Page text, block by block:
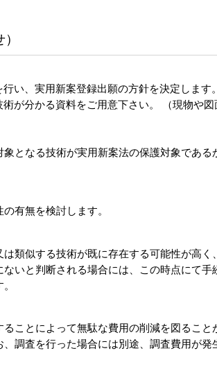
い、実用新案登録出願の方針を決定します
術が分かる資料をご用意下さい。 （現物や
象となる技術が実用新案法の保護対象である
の有無を検討します。
は類似する技術が既に存在する可能性が高く
ないと判断される場合には、この時点にて手
ることによって無駄な費用の削減を図ること
調査を行った場合には別途、調査費用が発